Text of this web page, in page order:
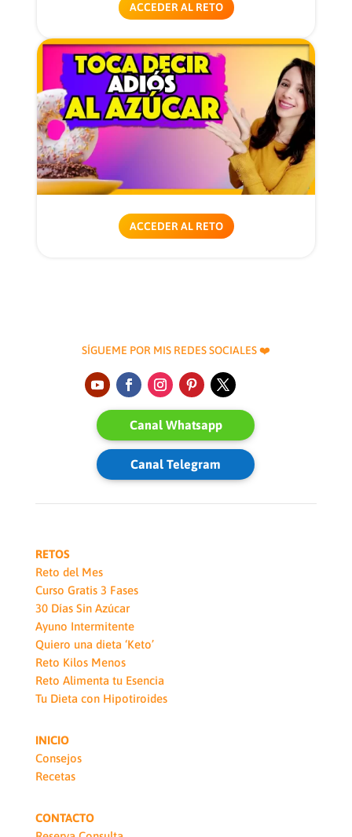
ACCEDER AL RETO
ACCEDER AL RETO
SÍGUEME POR MIS REDES SOCIALES ❤️
Canal Whatsapp
Canal Telegram
RETOS
Reto del Mes
Curso Gratis 3 Fases
30 Días Sin Azúcar
Ayuno Intermitente
Quiero una dieta ‘Keto’
Reto Kilos Menos
Reto Alimenta tu Esencia
Tu Dieta con Hipotiroides
INICIO
Consejos
Recetas
CONTACTO